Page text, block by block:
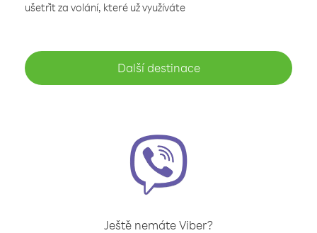
ušetřit za volání, které už využíváte
Další destinace
Ještě nemáte Viber?